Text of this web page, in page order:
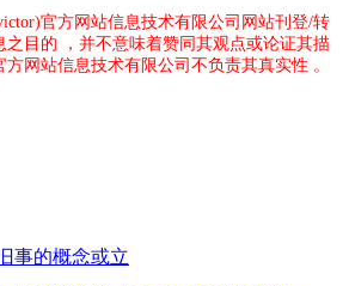
官方网站信息技术有限公司网站刊登/转
之目的 ，并不意味着赞同其观点或论证其描
网站信息技术有限公司不负责其真实性 。
事的概念或立